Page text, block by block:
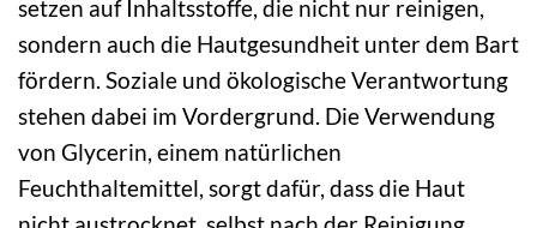
setzen auf Inhaltsstoffe, die nicht nur reinigen,
sondern auch die Hautgesundheit unter dem Bart
fördern. Soziale und ökologische Verantwortung
stehen dabei im Vordergrund. Die Verwendung
von Glycerin, einem natürlichen
Feuchthaltemittel, sorgt dafür, dass die Haut